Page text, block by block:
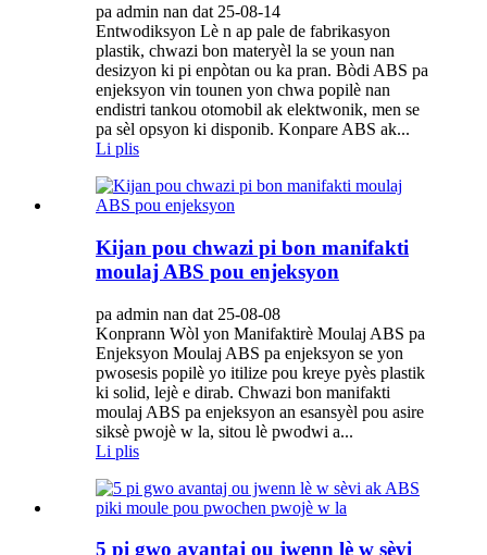
pa admin nan dat 25-08-14
Entwodiksyon Lè n ap pale de fabrikasyon
plastik, chwazi bon materyèl la se youn nan
desizyon ki pi enpòtan ou ka pran. Bòdi ABS pa
enjeksyon vin tounen yon chwa popilè nan
endistri tankou otomobil ak elektwonik, men se
pa sèl opsyon ki disponib. Konpare ABS ak...
Li plis
Kijan pou chwazi pi bon manifakti
moulaj ABS pou enjeksyon
pa admin nan dat 25-08-08
Konprann Wòl yon Manifaktirè Moulaj ABS pa
Enjeksyon Moulaj ABS pa enjeksyon se yon
pwosesis popilè yo itilize pou kreye pyès plastik
ki solid, lejè e dirab. Chwazi bon manifakti
moulaj ABS pa enjeksyon an esansyèl pou asire
siksè pwojè w la, sitou lè pwodwi a...
Li plis
5 pi gwo avantaj ou jwenn lè w sèvi